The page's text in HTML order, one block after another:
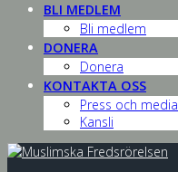
BLI MEDLEM
Bli medlem
DONERA
Donera
KONTAKTA OSS
Press och media
Kansli